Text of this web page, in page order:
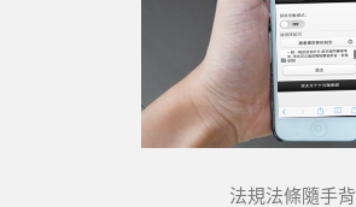
法規法條隨手背